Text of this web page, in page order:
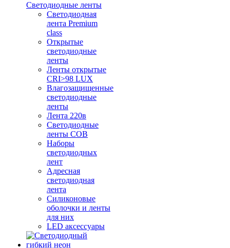
Светодиодные ленты
Светодиодная
лента Premium
class
Открытые
светодиодные
ленты
Ленты открытые
CRI>98 LUX
Влагозащищенные
светодиодные
ленты
Лента 220в
Светодиодные
ленты COB
Наборы
светодиодных
лент
Адресная
светодиодная
лента
Силиконовые
оболочки и ленты
для них
LED аксессуары